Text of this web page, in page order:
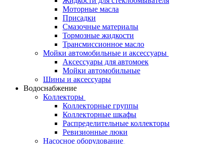
Моторные масла
Присадки
Смазочные материалы
Тормозные жидкости
Трансмиссионное масло
Мойки автомобильные и аксессуары
Аксессуары для автомоек
Мойки автомобильные
Шины и аксессуары
Водоснабжение
Коллекторы
Коллекторные группы
Коллекторные шкафы
Распределительные коллекторы
Ревизионные люки
Насосное оборудование